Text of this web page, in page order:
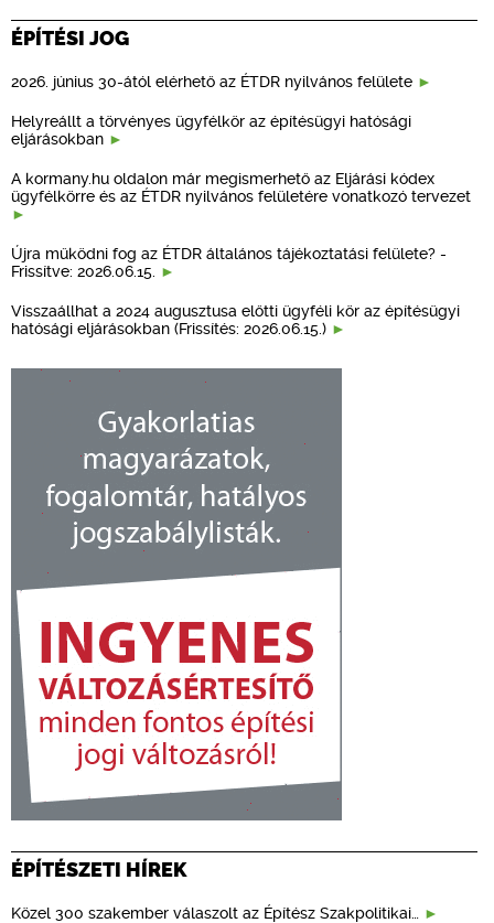
ÉPÍTÉSI JOG
2026. június 30-ától elérhető az ÉTDR nyilvános felülete
Helyreállt a törvényes ügyfélkör az építésügyi hatósági
eljárásokban
A kormany.hu oldalon már megismerhető az Eljárási kódex
ügyfélkörre és az ÉTDR nyilvános felületére vonatkozó tervezet
Újra működni fog az ÉTDR általános tájékoztatási felülete? -
Frissítve: 2026.06.15.
Visszaállhat a 2024 augusztusa előtti ügyféli kör az építésügyi
hatósági eljárásokban (Frissítés: 2026.06.15.)
ÉPÍTÉSZETI HÍREK
Közel 300 szakember válaszolt az Építész Szakpolitikai…